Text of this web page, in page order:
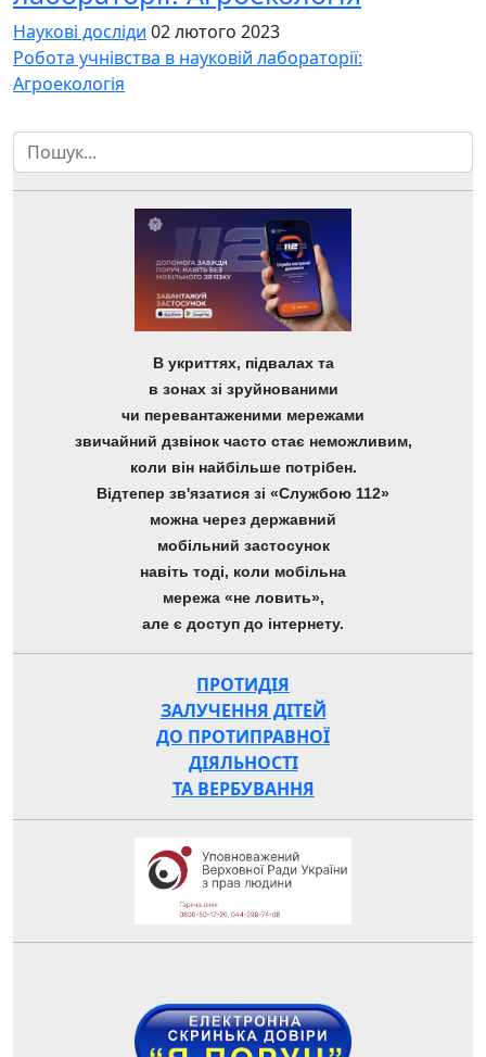
Наукові досліди 02 лютого 2023
Робота учнівства в науковій лабораторії:
Агроекологія
Пошук
В укриттях, підвалах та
в зонах зі зруйнованими
чи перевантаженими мережами
звичайний дзвінок часто стає неможливим,
коли він найбільше потрібен.
Відтепер зв'язатися зі «Службою 112»
можна через державний
мобільний застосунок
навіть тоді, коли мобільна
мережа «не ловить»,
але є доступ до інтернету.
ПРОТИДІЯ
ЗАЛУЧЕННЯ ДІТЕЙ
ДО ПРОТИПРАВНОЇ
ДІЯЛЬНОСТІ
ТА ВЕРБУВАННЯ